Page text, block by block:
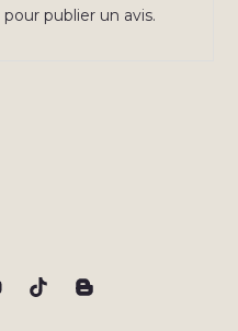
pour publier un avis.